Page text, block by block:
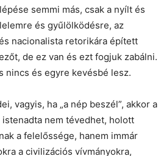
semmi más, csak a nyílt és
és gyűlölködésre, az
nacionalista retorikára épített
de ez van és ezt fogjuk zabálni.
nincs és egyre kevésbé lesz.
vagyis, ha „a nép beszél”, akkor a
nem tévedhet, holott
a felelőssége, hanem immár
a civilizációs vívmányokra,